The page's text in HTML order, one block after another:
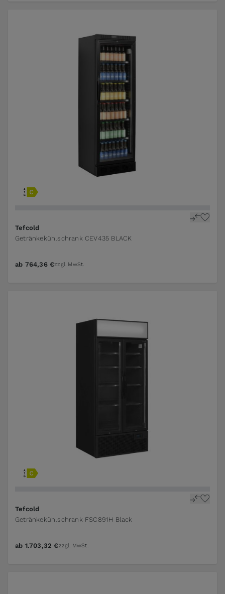
Tefcold
Getränkekühlschrank CEV435 BLACK
ab 764,36 €zzgl. MwSt.
Tefcold
Getränkekühlschrank FSC891H Black
ab 1.703,32 €zzgl. MwSt.